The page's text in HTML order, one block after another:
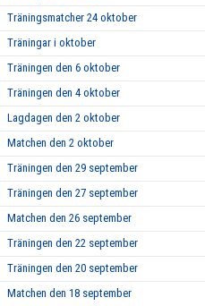
Träningsmatcher 24 oktober
Träningar i oktober
Träningen den 6 oktober
Träningen den 4 oktober
Lagdagen den 2 oktober
Matchen den 2 oktober
Träningen den 29 september
Träningen den 27 september
Matchen den 26 september
Träningen den 22 september
Träningen den 20 september
Matchen den 18 september